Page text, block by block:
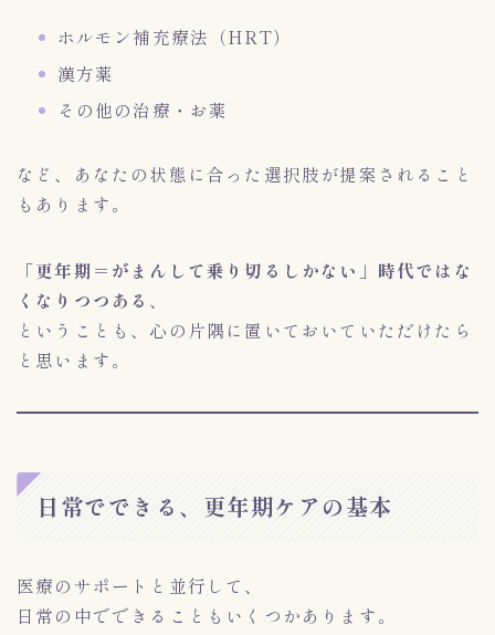
ホルモン補充療法（HRT）
漢方薬
その他の治療・お薬
など、あなたの状態に合った選択肢が提案されること
もあります。
「更年期＝がまんして乗り切るしかない」時代ではな
くなりつつある 、
ということも、心の片隅に置いておいていただけたら
と思います。
日常でできる、更年期ケアの基本
医療のサポートと並行して、
日常の中でできることもいくつかあります。